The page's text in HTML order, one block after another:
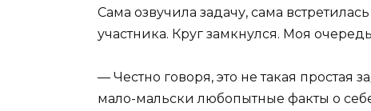
Сама озвучила задачу, сама
участника. Круг замкнулся. Моя
— Честно говоря, это не такая
мало-мальски любопытные факты о